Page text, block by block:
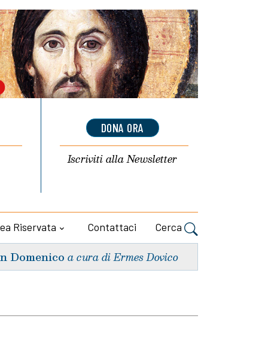
DONA ORA
Iscriviti allaNewsletter
Riservata Contattaci Cerca
Domenico a cura di Ermes Dovico